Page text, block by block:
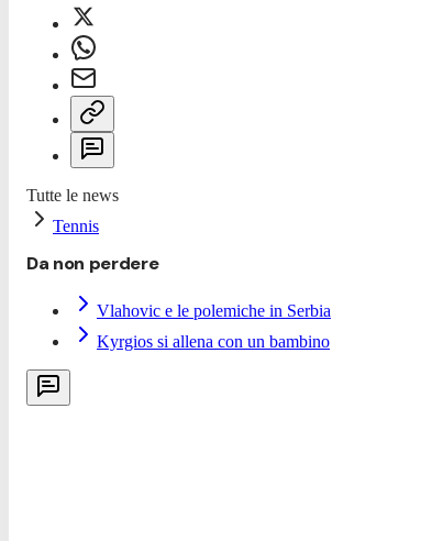
Tutte le news
Tennis
Da non perdere
Vlahovic e le polemiche in Serbia
Kyrgios si allena con un bambino